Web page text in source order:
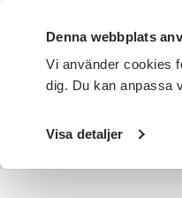
Denna webbplats
Vi använder cookies
dig. Du kan anpassa
Visa detaljer
DET HÄR GÖR VI FÖR
Startsida / Avdelningar